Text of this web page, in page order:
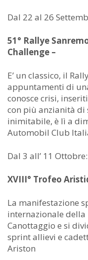
Dal 22 al 26
51° Rallye
Challenge –
E’ un classico, il
appuntamenti di
conosce crisi,
con più anzianità di
inimitabile, è lì a
Automobil Club
Dal 3 all’ 11 Ottobre:
XVIII° Trofeo
La manifestazione
internazionale della
Canottaggio e si
sprint allievi e
Ariston